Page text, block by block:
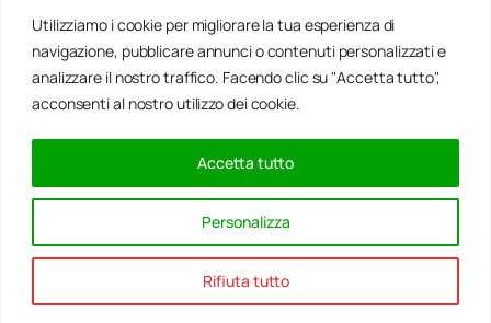
Utilizziamo i cookie per migliorare la tua esperienza di
navigazione, pubblicare annunci o contenuti personalizzati e
analizzare il nostro traffico. Facendo clic su "Accetta tutto",
acconsenti al nostro utilizzo dei cookie.
Personalizza
Rifiuta tutto
Accetta tutto
Ponte Morandi e quell’anno
zero che non è mai arrivato a
Genova
Agosto
2023
Rinnovabili, al passo della
Bocchetta un parco eolico
con 5 pale da 150 metri
Gennaio